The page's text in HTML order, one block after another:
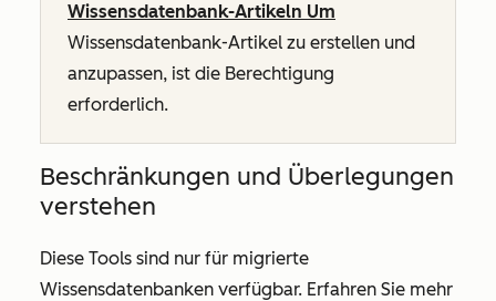
Wissensdatenbank-Artikeln Um
Wissensdatenbank-Artikel zu erstellen und
anzupassen, ist die Berechtigung
erforderlich.
Beschränkungen und Überlegungen
verstehen
Diese Tools sind nur für migrierte
Wissensdatenbanken verfügbar. Erfahren Sie mehr